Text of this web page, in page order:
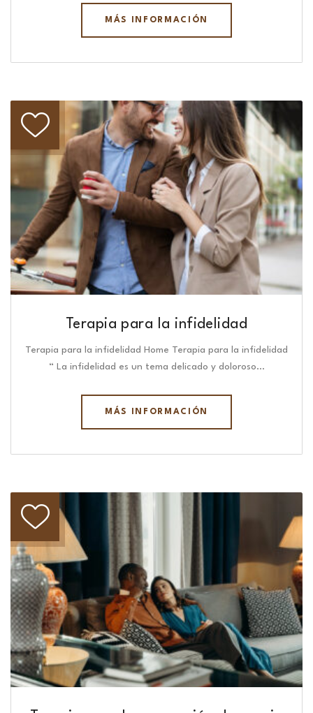
MÁS INFORMACIÓN
Terapia para la infidelidad
Terapia para la infidelidad Home Terapia para la infidelidad
“ La infidelidad es un tema delicado y doloroso…
MÁS INFORMACIÓN